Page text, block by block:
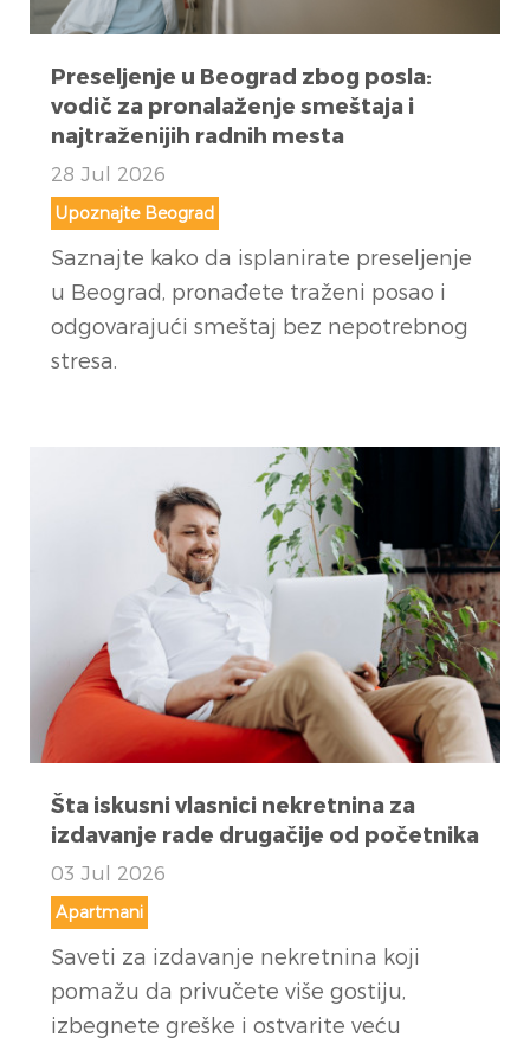
Preseljenje u Beograd zbog posla:
vodič za pronalaženje smeštaja i
najtraženijih radnih mesta
28 Jul 2026
Upoznajte Beograd
Saznajte kako da isplanirate preseljenje
u Beograd, pronađete traženi posao i
odgovarajući smeštaj bez nepotrebnog
stresa.
Šta iskusni vlasnici nekretnina za
izdavanje rade drugačije od početnika
03 Jul 2026
Apartmani
Saveti za izdavanje nekretnina koji
pomažu da privučete više gostiju,
izbegnete greške i ostvarite veću